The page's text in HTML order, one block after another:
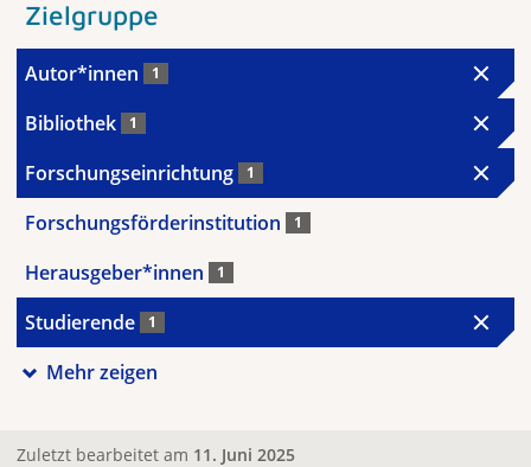
Zielgruppe
Autor*innen 1
Bibliothek 1
Forschungseinrichtung 1
Forschungsförderinstitution 1
Herausgeber*innen 1
Studierende 1
Mehr zeigen
Zuletzt bearbeitet am 11. Juni 2025